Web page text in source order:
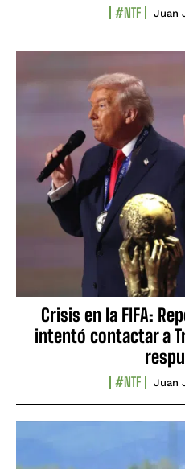
#NTF Juan
Crisis en la FIFA:
intentó contactar a
#NTF Juan